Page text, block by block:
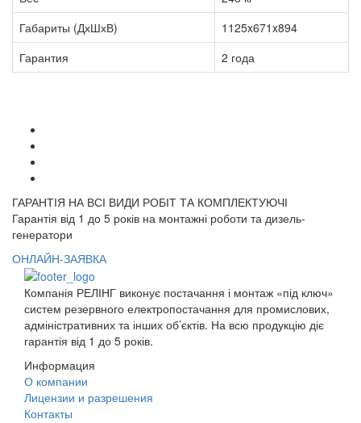
Габариты (ДхШхВ)
1125x671x894
Гарантия
2 года
ГАРАНТІЯ НА ВСІ ВИДИ РОБІТ ТА КОМПЛЕКТУЮЧІ
Гарантія від 1 до 5 років на монтажні роботи та дизель-
генератори
ОНЛАЙН-ЗАЯВКА
Компанія РЕЛІНГ виконує постачання і монтаж «під ключ»
систем резервного електропостачання для промислових,
адміністративних та інших об’єктів. На всю продукцію діє
гарантія від 1 до 5 років.
Информация
О компании
Лицензии и разрешения
Контакты